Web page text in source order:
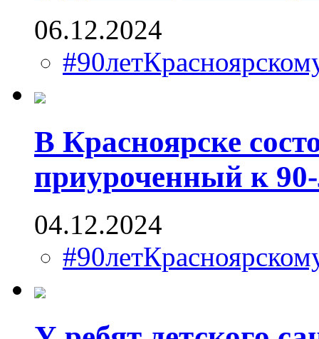
06.12.2024
В Красноярске
приуроченный к
04.12.2024